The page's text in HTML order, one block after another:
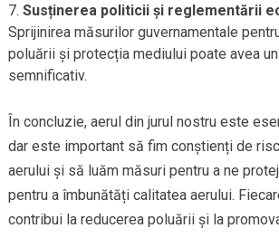
Susținerea politicii și reglementării
Sprijinirea măsurilor guvernamentale
poluării și protecția mediului poate avea
semnificativ.
În concluzie, aerul din jurul nostru este
dar este important să fim conștienți de
aerului și să luăm măsuri pentru a ne
pentru a îmbunătăți calitatea aerului.
contribui la reducerea poluării și la